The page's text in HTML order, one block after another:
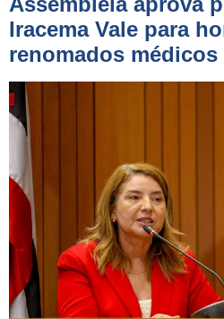
Iracema Vale para
renomados médicos